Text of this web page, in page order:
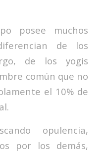
posee muchos
de los
de los yogis
común que no
el 10% de
opulencia,
por los demás,